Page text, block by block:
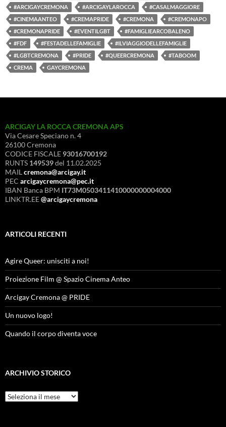
#ARCIGAYCREMONA
#ARCIGAYLAROCCA
#CASALMAGGIORE
#CINEMAANTEO
#CREMAPRIDE #CREMONA
#CREMONAPO
#CREMONAPRIDE
#EVENTILGBT
#FAMIGLIEARCOBALENO
#FDF
#FESTADELLEFAMIGLIE
#ILVIAGGIODELLEFAMIGLIE
#LGBTCREMONA
#PRIDE #QUEERCREMONA
#TABOOM
CREMA
GAYCREMONA
ARCIGAY LA ROCCA CREMONA APS
Via Cesare Speciano n. 4
26100 Cremona
CODICE FISCALE 93016700192
RUNTS 149539del 11.02.2025
MAIL cremona@arcigay.it
PEC arcigaycremona@pec.it
IBAN Banca BPM IT73M0503411410000000004000
LINKTR.EE@arcigaycremona
ARTICOLI RECENTI
Agire Queer: unisciti a noi!
Proiezione Film @ Spazio Cinema Anteo
Arcigay Cremona @ PRIDE
Un nuovo logo!
Quando il corpo diventa voce
ARCHIVIO STORICO
Archivio
Storico